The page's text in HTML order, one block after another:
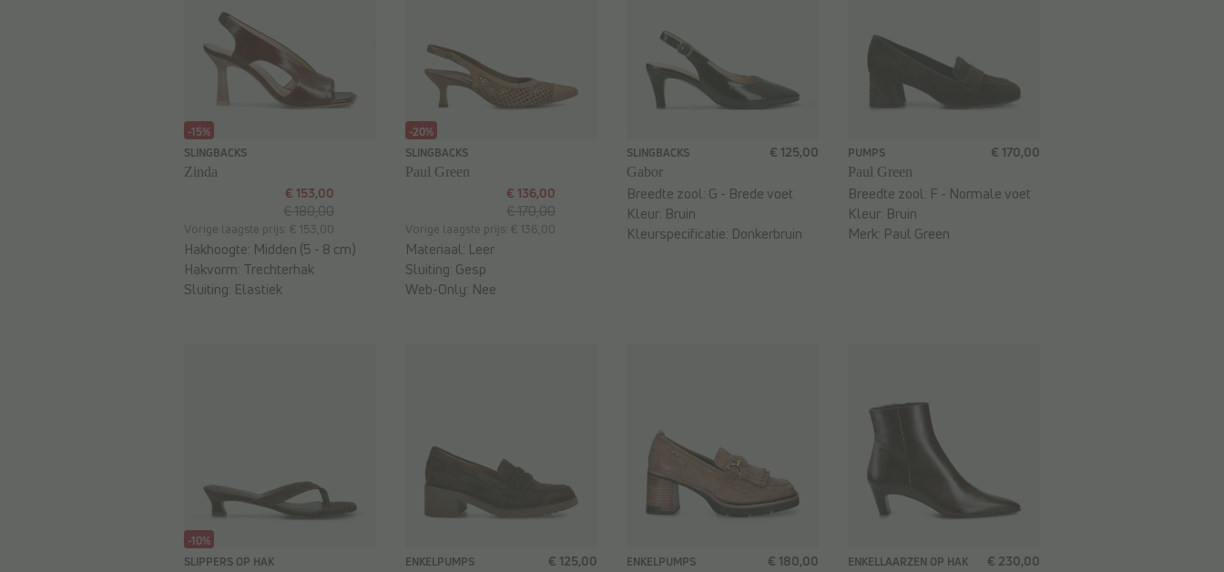
-15%
SLINGBACKS
Zinda
Vorige laagste prijs: € 153,00
€ 180,00
€ 153,00
Hakhoogte: Midden (5 - 8 cm)
Hakvorm: Trechterhak
Sluiting: Elastiek
-20%
SLINGBACKS
Paul Green
Vorige laagste prijs: € 136,00
€ 170,00
€ 136,00
Materiaal: Leer
Sluiting: Gesp
Web-Only: Nee
SLINGBACKS
Gabor
€ 125,00
Breedte zool: G - Brede voet
Kleur: Bruin
Kleurspecificatie: Donkerbruin
PUMPS
Paul Green
€ 170,00
Breedte zool: F - Normale voet
Kleur: Bruin
Merk: Paul Green
-10%
SLIPPERS OP HAK
ENKELPUMPS
€ 125,00
ENKELPUMPS
€ 180,00
ENKELLAARZEN OP HAK
€ 230,00